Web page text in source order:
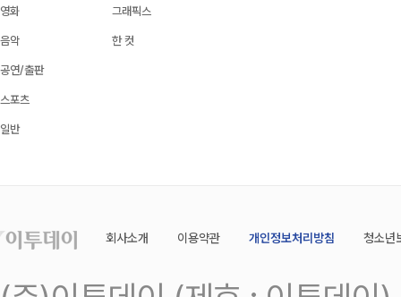
영화
음악
공연/출판
스포츠
일반
그래픽스
한 컷
회사소개 이용약관 개인정보처리방침 청소년